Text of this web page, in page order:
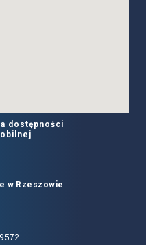
dostępności
w Rzeszowie